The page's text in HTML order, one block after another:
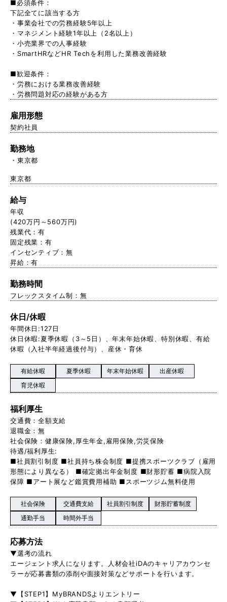
■必須条件：
下記全てに該当する方
・事業会社での労務経験5年以上
・マネジメント経験1年以上（2名以上）
・小売業界での人事経験
・SmartHRなどHR Techを利用した業務改善経験
■歓迎条件：
・労務における業務改善経験
・労務問題対応の経験がある方
雇用形態
契約社員
勤務地
東京都
東京都
給与
年収
(420万円～560万円)
残業代：有
固定残業：有
インセンティブ：無
昇給：有
勤務時間
フレックスタイム制：無
休日/休暇
年間休日:127日
休日休暇:夏季休暇（3～5日）、年末年始休暇、特別休暇、有給
休暇（入社半年経過後付与）、産休・育休
有給休暇 夏季休暇 年末年始休暇
出産休暇
育児休暇
福利厚生
交通費：全額支給
退職金：無
社会保険：健康保険,厚生年金,雇用保険,労災保険
待遇/福利厚生:
■社員割引制度 ■社員持ち株会制度 ■提携スポーツクラブ（雇用
形態により異なる） ■確定拠出年金制度 ■財形貯蓄 ■病院入院
保障 ■アート展など鑑賞費用補助 ■スポーツジム無料使用
社会保険 交通費支給 社員割引制度
財形貯蓄制度
通勤手当
時間外手当
応募方法
▼選考の流れ
エージェント求人になります。人材会社iDAのキャリアカウンセ
ラーが応募書類の添削や面接対策などサポートを行います。
▼【STEP1】MyBRANDSよりエントリー